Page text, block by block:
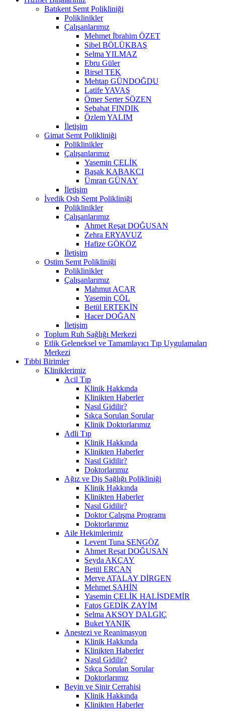
Batıkent Semt Polikliniği
Poliklinikler
Çalışanlarımız
Mehmet İbrahim ÖZET
Sibel BÖLÜKBAŞ
Selma YILMAZ
Ebru Güler
Birsel TEK
Mehtap GÜNDOĞDU
Latife YAVAŞ
Ömer Serter SÖZEN
Sebahat FINDIK
Özlem YALIM
İletişim
Gimat Semt Polikliniği
Poliklinikler
Çalışanlarımız
Yasemin ÇELİK
Başak KABAKCI
Ümran GÜNAY
İletişim
İvedik Osb Semt Polikliniği
Poliklinikler
Çalışanlarımız
Ahmet Reşat DOĞUSAN
Zehra ERYAVUZ
Hafize GÖKÖZ
İletişim
Ostim Semt Polikliniği
Poliklinikler
Çalışanlarımız
Mahmut ACAR
Yasemin ÇÖL
Betül ERTEKİN
Hacer DOĞAN
İletişim
Toplum Ruh Sağlığı Merkezi
Etlik Geleneksel ve Tamamlayıcı Tıp Uygulamaları
Merkezi
Tıbbi Birimler
Kliniklerimiz
Acil Tıp
Klinik Hakkında
Klinikten Haberler
Nasıl Gidilir?
Sıkça Sorulan Sorular
Klinik Doktorlarımız
Adli Tıp
Klinik Hakkında
Klinikten Haberler
Nasıl Gidilir?
Doktorlarımız
Ağız ve Diş Sağlığı Polikliniği
Klinik Hakkında
Klinikten Haberler
Nasıl Gidilir?
Doktor Çalışma Programı
Doktorlarımız
Aile Hekimlerimiz
Levent Tuna ŞENGÖZ
Ahmet Reşat DOĞUSAN
Şeyda AKÇAY
Betül ERCAN
Merve ATALAY DİRGEN
Mehmet ŞAHİN
Yasemin ÇELİK HALİSDEMİR
Fatoş GEDİK ZAYİM
Selma AKSOY DALGIÇ
Buket YANIK
Anestezi ve Reanimasyon
Klinik Hakkında
Klinikten Haberler
Nasıl Gidilir?
Sıkça Sorulan Sorular
Doktorlarımız
Beyin ve Sinir Cerrahisi
Klinik Hakkında
Klinikten Haberler